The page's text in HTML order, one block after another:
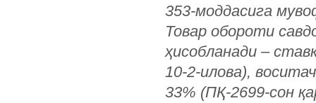
353-моддасига
Товар обороти
ҳисобланади –
10-2-илова),
33% (ПҚ-2699-сон